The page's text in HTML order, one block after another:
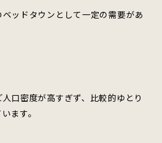
ッドタウンとして一定の需要があ
口密度が高すぎず、比較的ゆとり
ます。